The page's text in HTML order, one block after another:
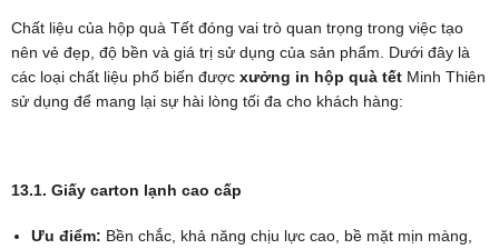
Chất liệu của hộp quà Tết đóng vai trò quan trọng trong việc tạo
nên vẻ đẹp, độ bền và giá trị sử dụng của sản phẩm. Dưới đây là
các loại chất liệu phổ biến được xưởng in hộp quà tếtMinh Thiên
sử dụng để mang lại sự hài lòng tối đa cho khách hàng:
13.1. Giấy carton lạnh cao cấp
Ưu điểm: Bền chắc, khả năng chịu lực cao, bề mặt mịn màng,